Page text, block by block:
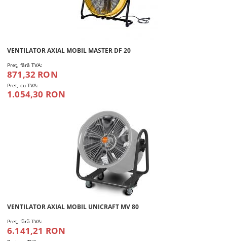
VENTILATOR AXIAL MOBIL MASTER DF 20
Preţ, fără TVA:
871,32 RON
Pret, cu TVA:
1.054,30 RON
VENTILATOR AXIAL MOBIL UNICRAFT MV 80
Preţ, fără TVA:
6.141,21 RON